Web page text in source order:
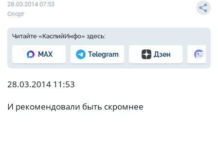
28.03.2014 07:53
Спорт
Читайте «КаспийИнфо» здесь:
MAX Telegram Дзен
28.03.2014 11:53
И рекомендовали быть скромнее